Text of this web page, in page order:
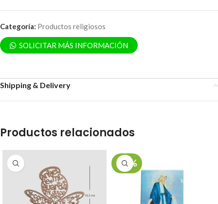
Categoría: Productos religiosos
SOLICITAR MÁS INFORMACIÓN
Shipping & Delivery
Productos relacionados
-17%